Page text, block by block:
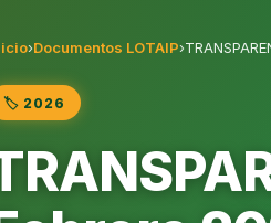
›Documentos LOTAIP›
🏷️ 2026